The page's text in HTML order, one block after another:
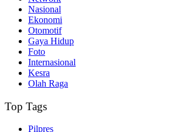
Nasional
Ekonomi
Otomotif
Gaya Hidup
Foto
Internasional
Kesra
Olah Raga
Top Tags
Pilpres